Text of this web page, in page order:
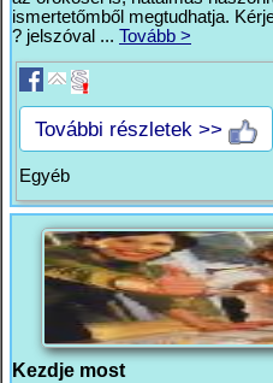
ismertetőmből megtudhatja.
? jelszóval ... Tovább >
További részletek >>
Egyéb
Kezdje most